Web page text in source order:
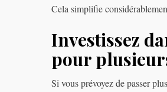
Cela simplifie
Investissez
pour
Si vous prévoyez de passer